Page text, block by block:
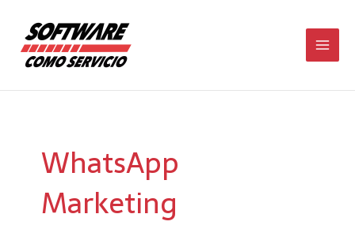
contenido
WhatsApp
Marketing